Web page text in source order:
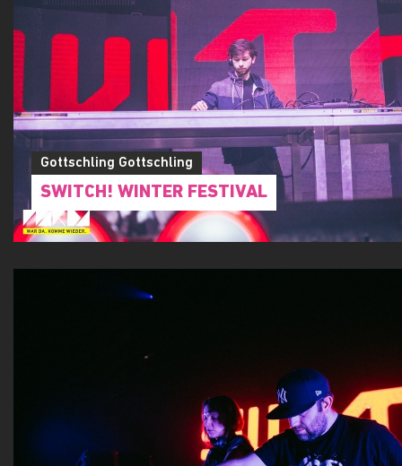
Gottschling Gottschling
SWITCH! WINTER FESTIVAL